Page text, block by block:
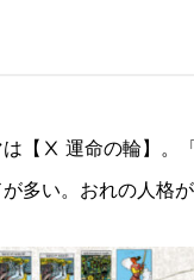
【Ⅹ 運命の輪】。
多い。おれの人格が